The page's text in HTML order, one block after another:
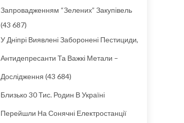
Запровадженням “зелених” Закупівель
(43 687)
У Дніпрі Виявлені Заборонені Пестициди,
Антидепресанти Та Важкі Метали –
Дослідження (43 684)
Близько 30 Тис. Родин В Україні
Перейшли На Сонячні Електростанції